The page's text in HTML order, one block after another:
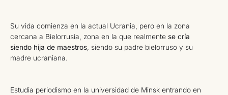
Su vida comienza en la actual Ucrania, pero en la zona
cercana a Bielorrusia, zona en la que realmente se cría
siendo hija de maestros , siendo su padre bielorruso y su
madre ucraniana.
Estudia periodismo en la universidad de Minsk entrando en